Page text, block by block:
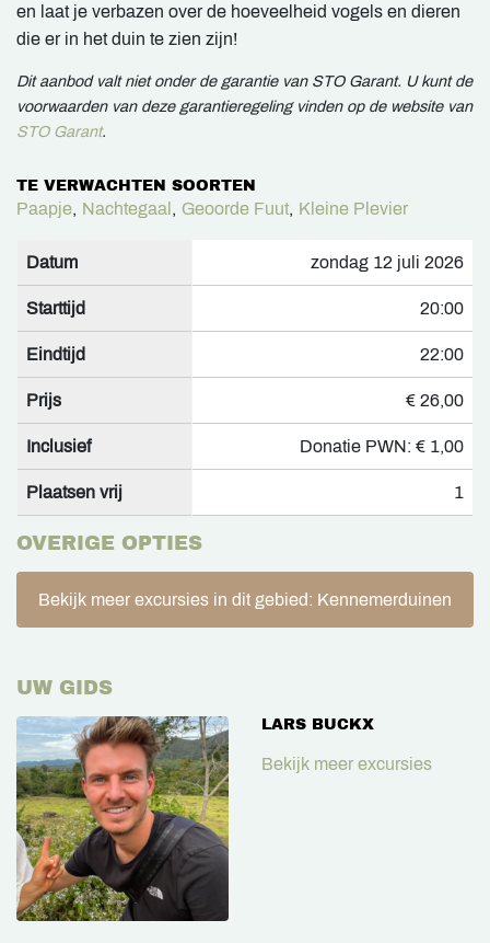
en laat je verbazen over de hoeveelheid vogels en dieren
die er in het duin te zien zijn!
Dit aanbod valt niet onder de garantie van STO Garant. U kunt de
voorwaarden van deze garantieregeling vinden op de website van
STO Garant.
TE VERWACHTEN SOORTEN
Paapje, Nachtegaal , Geoorde Fuut, Kleine Plevier
Datum zondag 12 juli 2026
Starttijd 20:00
Eindtijd 22:00
Prijs € 26,00
Inclusief Donatie PWN: € 1,00
Plaatsen vrij 1
OVERIGE OPTIES
Bekijk meer excursies in dit gebied: Kennemerduinen
UW GIDS
LARS BUCKX
Bekijk meer excursies